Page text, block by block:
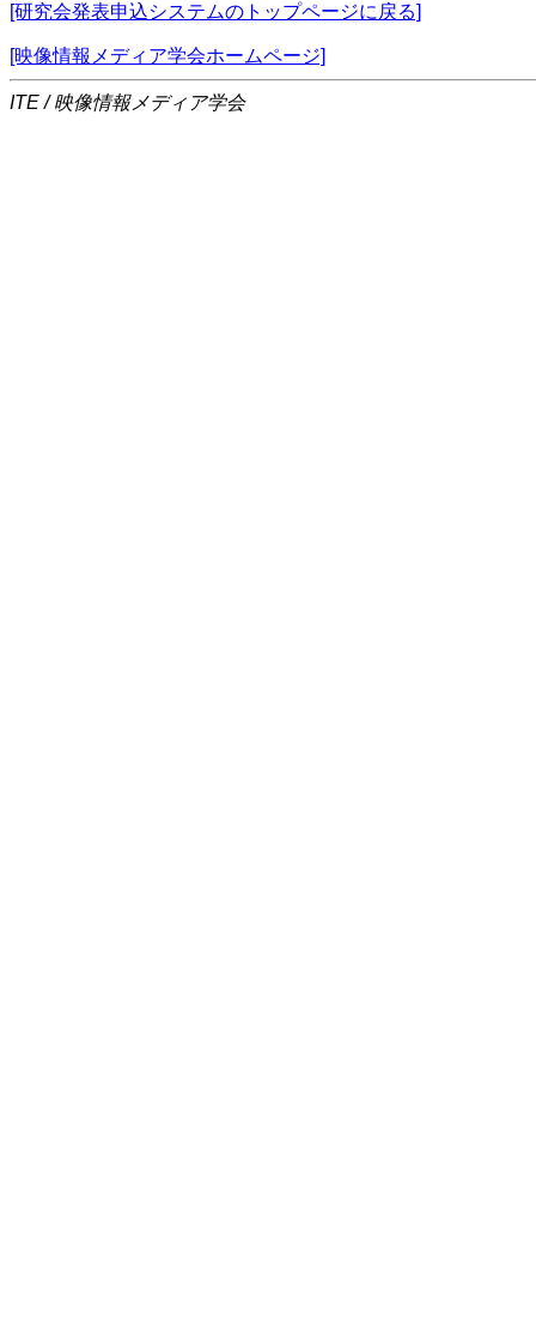
[研究会発表申込システムのトップページに戻る]
[映像情報メディア学会ホームページ]
ITE / 映像情報メディア学会